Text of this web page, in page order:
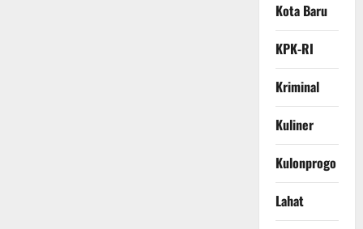
Kota Baru
KPK-RI
Kriminal
Kuliner
Kulonprogo
Lahat